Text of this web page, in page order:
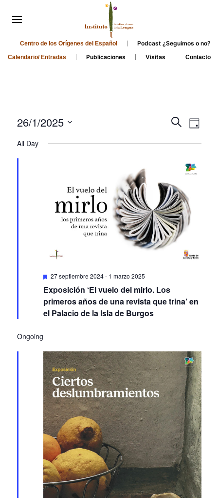
Centro de los Orígenes del Español Podcast ¿Seguimos o no?
Calendario/ Entradas Publicaciones
Visitas
Search
and
Views
Day
Select
date.
All Day
Featured
27 septiembre 2024-1 marzo 2025
Exposición ‘El vuelo del mirlo. Los
primeros años de una revista que trina’ en
Ongoing